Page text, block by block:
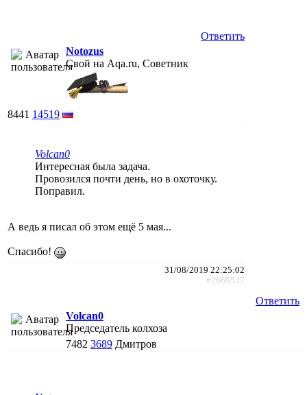
Ответить
Notozus
Свой на Aqa.ru, Советник
8441 14519
Volcan0
Интересная была задача.
Провозился почти день, но в охоточку.
Поправил.
А ведь я писал об этом ещё 5 мая...
Спасибо!
31/08/2019 22:25:02
#2669537
Ответить
Volcan0
Председатель колхоза
7482 3689 Дмитров